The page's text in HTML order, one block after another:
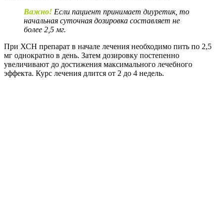
Важно! Если пациент принимает диуретик, то
начальная суточная дозировка составляет не
более 2,5 мг.
При ХСН препарат в начале лечения необходимо пить по 2,5
мг однократно в день. Затем дозировку постепенно
увеличивают до достижения максимального лечебного
эффекта. Курс лечения длится от 2 до 4 недель.